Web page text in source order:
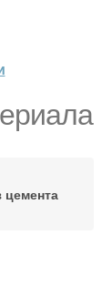
цемента